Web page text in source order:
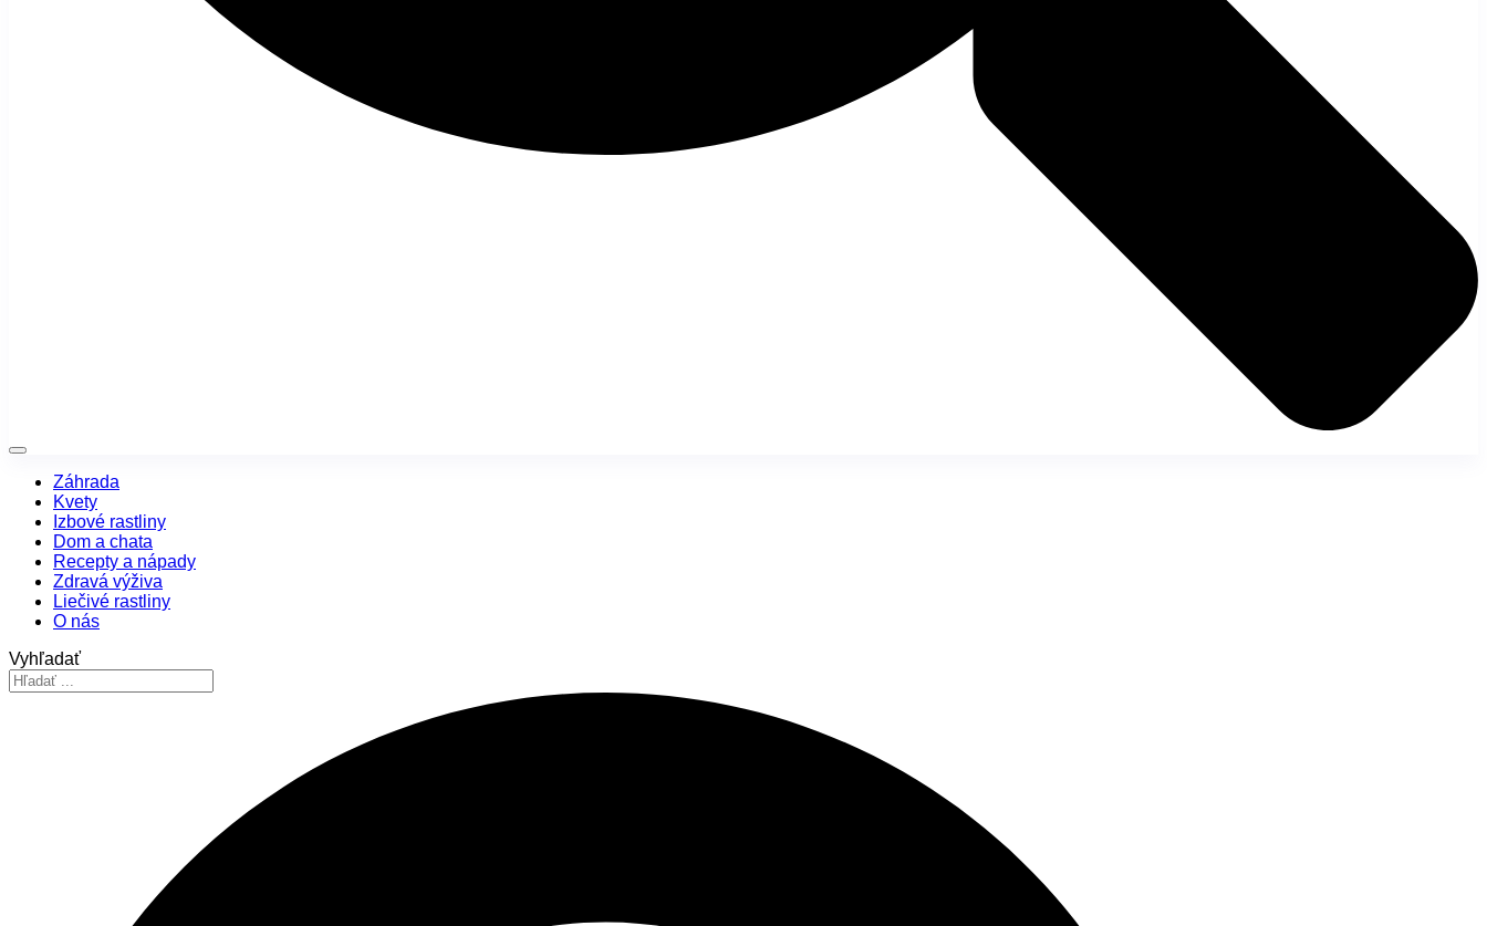
Záhrada
Kvety
Izbové rastliny
Dom a chata
Recepty a nápady
Zdravá výživa
Liečivé rastliny
O nás
Vyhľadať